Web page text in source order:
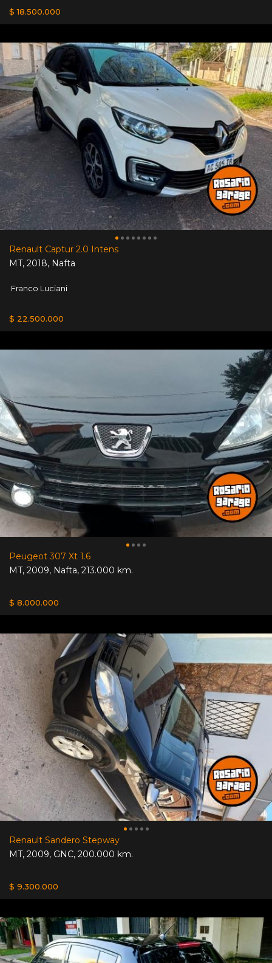
$ 18.500.000
Renault Captur 2.0 Intens
MT, 2018, Nafta
Franco Luciani
$ 22.500.000
Peugeot 307 Xt 1.6
MT, 2009, Nafta, 213.000 km.
$ 8.000.000
Renault Sandero Stepway
MT, 2009, GNC, 200.000 km.
$ 9.300.000